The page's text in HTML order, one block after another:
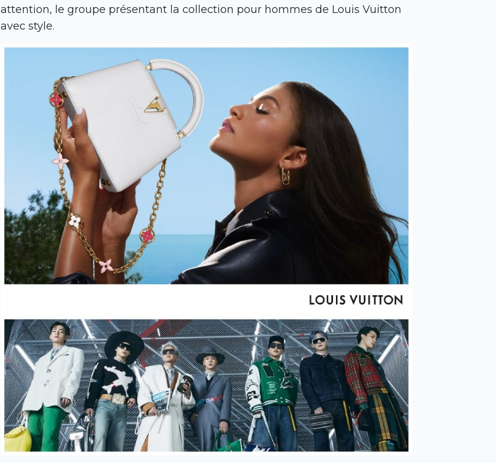
attention, le groupe présentant la collection pour hommes de Louis Vuitton
avec style.